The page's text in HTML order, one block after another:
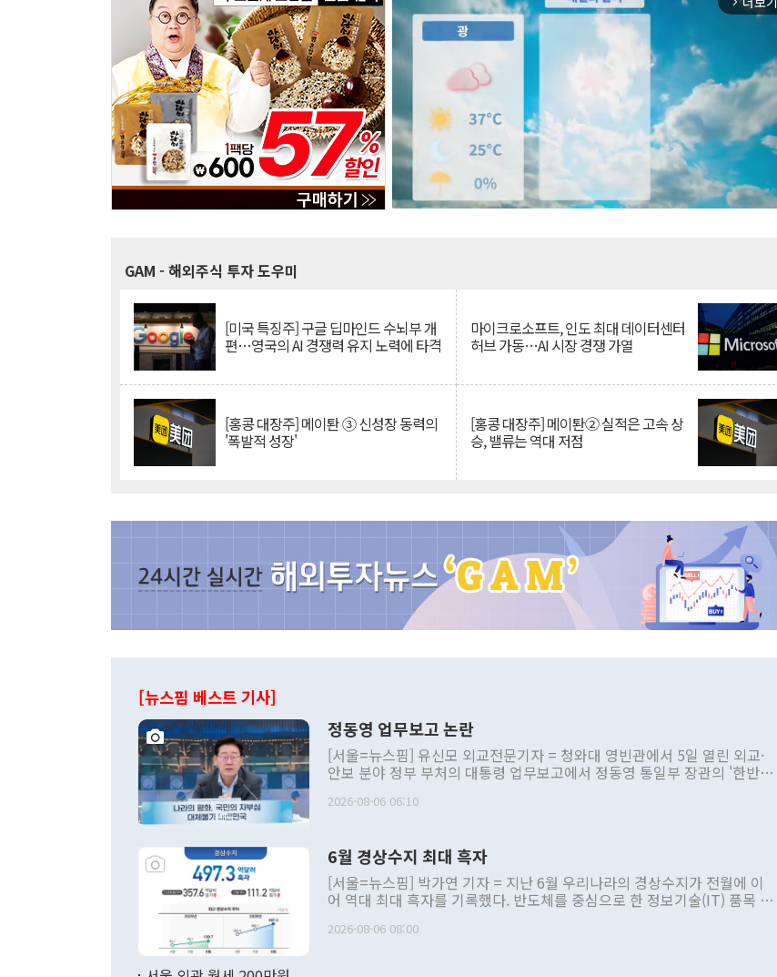
GAM - 해외주식 투자 도우미
[미국 특징주] 구글 딥마인드 수뇌부 개
편…영국의 AI 경쟁력 유지 노력에 타격
마이크로소프트, 인도 최대 데이터센터
허브 가동…AI 시장 경쟁 가열
[홍콩 대장주] 메이퇀 ③ 신성장 동력의
'폭발적 성장'
[홍콩 대장주] 메이퇀② 실적은 고속 상
승, 밸류는 역대 저점
[뉴스핌 베스트 기사]
정동영 업무보고 논란
[서울=뉴스핌] 유신모 외교전문기자 = 청와대 영빈관에서 5일 열린 외교·
안보 분야 정부 부처의 대통령 업무보고에서 정동영 통일부 장관의 '한반도
발언 중에는 정부 내 조율을 거치지 않은 사안을 정책으로 추진하겠다고 공
주의적 희망에 근거한 비현실적 구상'이라는 비판을 내놨다. 그동안 정 장
관의 대북 정책 관련 발언이 물의를 빚은 적은 여러 번 있지만 대통령과 유
관 부처 장관이 공개적으로 부정적 입장을 표명한 것은 이례적이다. 정 장
관의 무리한 대북 접근법과 월권을 제어해야 한다는 목소리도 높아지고 있
다. [정동영 통일부 장관이 지난달 23일 오후 서울 종로구 정부서울청사에
2026-08-06 06:10
6월 경상수지 최대 흑자
[서울=뉴스핌] 박가연 기자 = 지난 6월 우리나라의 경상수지가 전월에 이
어 역대 최대 흑자를 기록했다. 반도체를 중심으로 한 정보기술(IT) 품목 수
료=한국은행] 한국은행이 6일 발표한 '2026년 6월 국제수지(잠정)'에 따르
2026-08-06 08:00